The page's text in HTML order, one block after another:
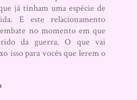
já tinham uma espécie de
E este relacionamento
no momento em que
da guerra. O que vai
isso para vocês que lerem o